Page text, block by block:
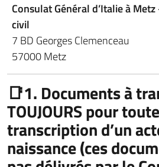
Consulat Général d’Italie à
civil
7 BD Georges Clemenceau
57000 Metz
📑1. Documents à
TOUJOURS pour
transcription d’un
naissance (ces